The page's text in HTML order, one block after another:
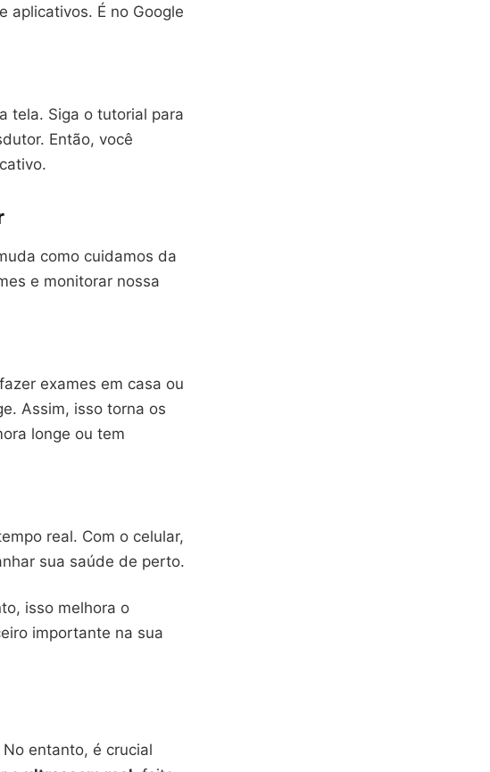
aplicativos. É no Google
tela. Siga o tutorial para
Então, você
como cuidamos da
e monitorar nossa
exames em casa ou
Assim, isso torna os
longe ou tem
real. Com o celular,
sua saúde de perto.
isso melhora o
importante na sua
entanto, é crucial